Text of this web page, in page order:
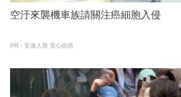
空汙來襲機車族請關注癌細胞入侵
PR・安達人壽 安心抗癌